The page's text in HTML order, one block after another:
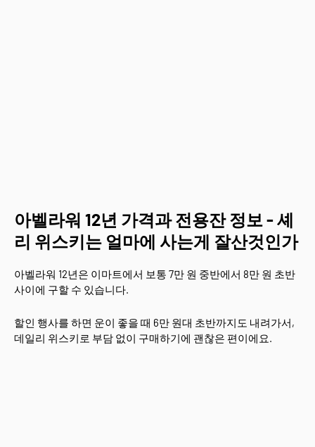
아벨라워 12년 가격과 전용잔 정보 - 셰
리 위스키는 얼마에 사는게 잘산것인가
아벨라워 12년은 이마트에서 보통 7만 원 중반에서 8만 원 초반
사이에 구할 수 있습니다.
할인 행사를 하면 운이 좋을 때 6만 원대 초반까지도 내려가서,
데일리 위스키로 부담 없이 구매하기에 괜찮은 편이에요.